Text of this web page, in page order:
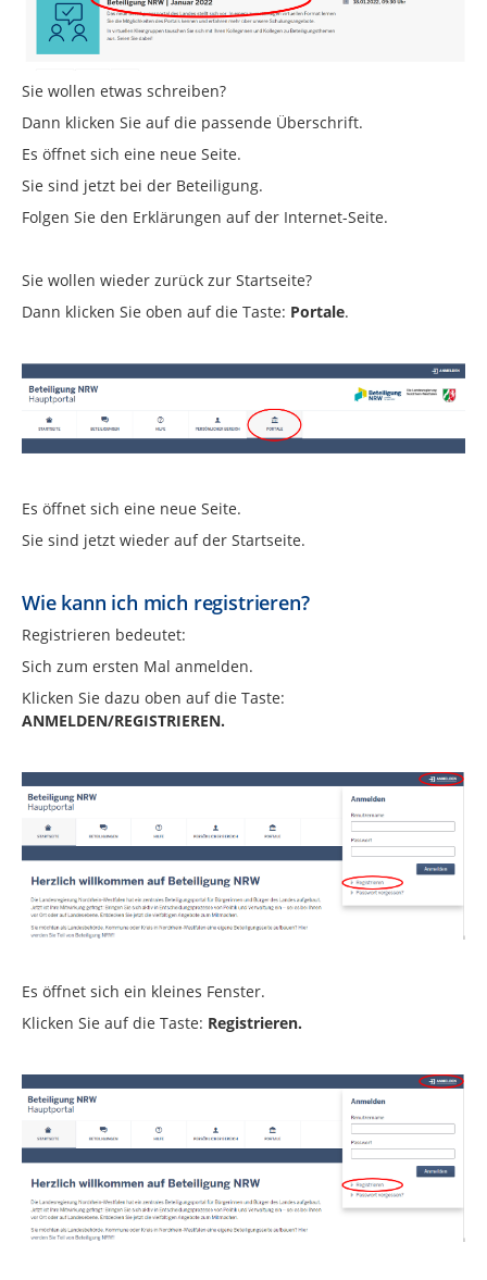
Sie wollen etwas schreiben?
Dann klicken Sie auf die passende Überschrift.
Es öffnet sich eine neue Seite.
Sie sind jetzt bei der Beteiligung.
Folgen Sie den Erklärungen auf der Internet-Seite.
Sie wollen wieder zurück zur Startseite?
Dann klicken Sie oben auf die Taste: Portale.
Es öffnet sich eine neue Seite.
Sie sind jetzt wieder auf der Startseite.
Wie kann ich mich registrieren?
Registrieren bedeutet:
Sich zum ersten Mal anmelden.
Klicken Sie dazu oben auf die Taste:
ANMELDEN/REGISTRIEREN.
Es öffnet sich ein kleines Fenster.
Klicken Sie auf die Taste: Registrieren.